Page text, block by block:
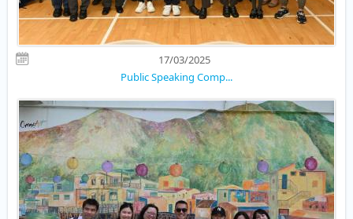
17/03/2025
Public Speaking Comp...